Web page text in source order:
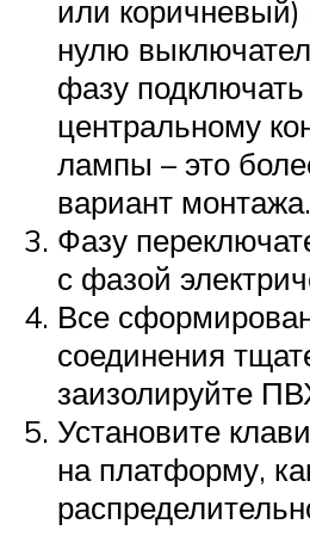
или коричневый)
нулю
фазу подключать
центральному
лампы – это
вариант монтажа.
Фазу
с фазой
Все
соединения
заизолируйте
Установите
на платформу,